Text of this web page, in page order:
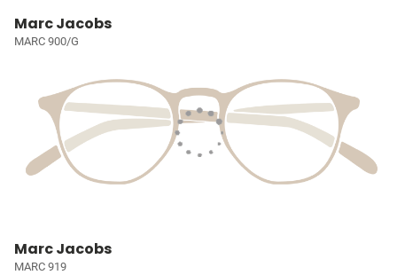
Marc Jacobs
MARC 900/G
Marc Jacobs
MARC 919